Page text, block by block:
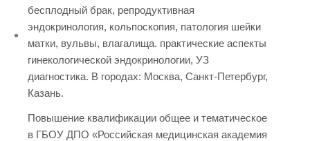
бесплодный брак, репродуктивная
эндокринология, кольпоскопия, патология шейки
матки, вульвы, влагалища. практические аспекты
гинекологической эндокринологии, УЗ
диагностика. В городах: Москва, Санкт-Петербург,
Казань.
Повышение квалификации общее и тематическое
в ГБОУ ДПО «Российская медицинская академия